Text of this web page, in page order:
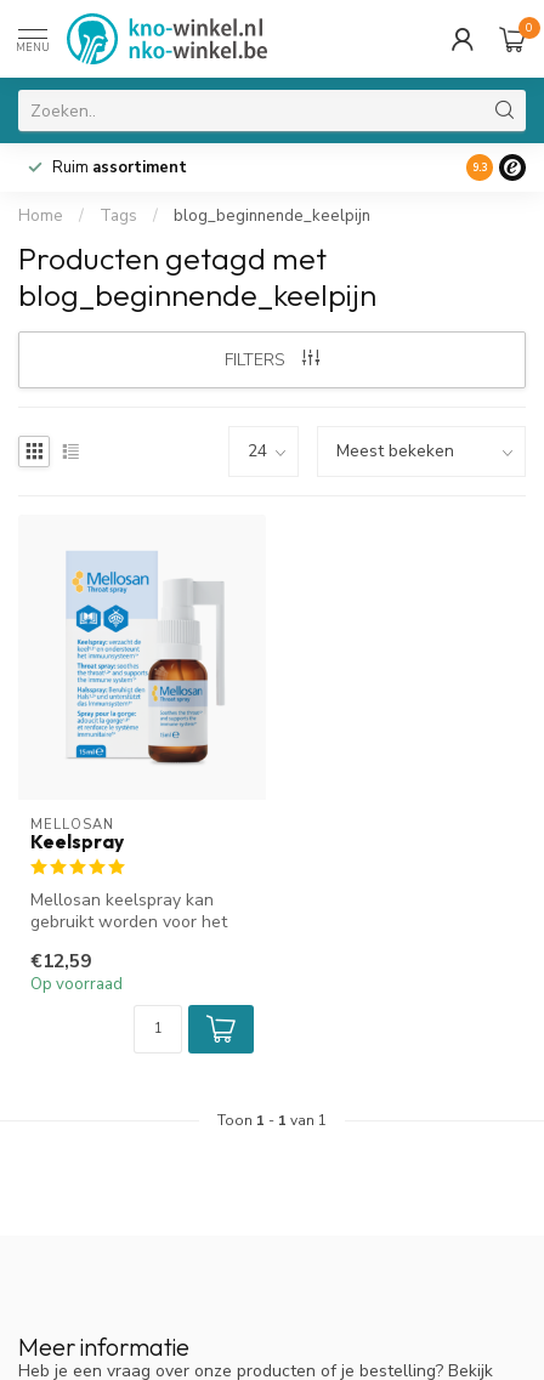
MENU
0
Ruim assortiment 9.3
Home / Tags / blog_beginnende_keelpijn
Producten getagd met
blog_beginnende_keelpijn
FILTERS
MELLOSAN
Keelspray
Mellosan keelspray kan
gebruikt worden voor het
voor h...
€12,59
Op voorraad
Toon 1 - 1 van 1
Meer informatie
Heb je een vraag over onze producten of je bestelling? Bekijk